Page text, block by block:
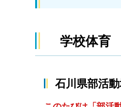
学校体育
石川県部活